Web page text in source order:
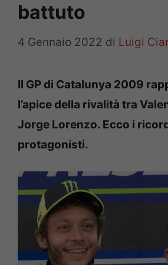
battuto
4 Gennaio 2022 di Luigi
Il GP di Catalunya 2009
l’apice della rivalità tra
Jorge Lorenzo. Ecco i
protagonisti.